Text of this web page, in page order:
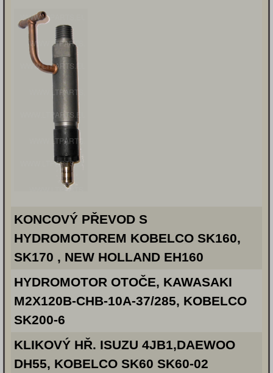
KONCOVÝ PŘEVOD S
HYDROMOTOREM KOBELCO SK160,
SK170 , NEW HOLLAND EH160
HYDROMOTOR OTOČE, KAWASAKI
M2X120B-CHB-10A-37/285, KOBELCO
SK200-6
KLIKOVÝ HŘ. ISUZU 4JB1,DAEWOO
DH55, KOBELCO SK60 SK60-02